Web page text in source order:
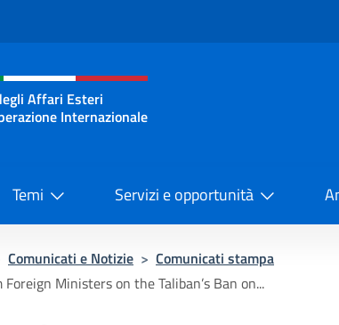
social e menù
Affari Esteri
Internazionale
Temi Servizi e opportunità
Comunicati e Notizie > Comunicati stampa
Ministers on the Taliban’s Ban on...